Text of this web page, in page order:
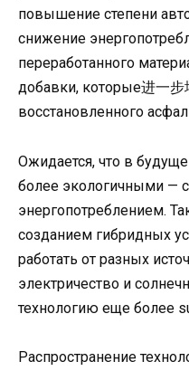
повышение степени
снижение
переработанного
добавки, которые进一步
восстановленного
Ожидается, что в
более экологичными —
энергопотреблением.
созданием гибридных
работать от разных
электричество и
технологию еще более
Распространение